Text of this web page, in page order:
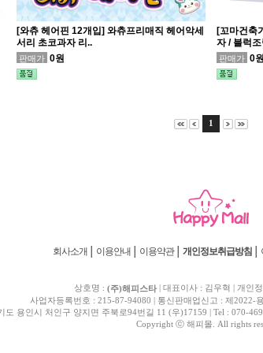
[와츄 헤어핀 12개입] 와츄프리매직 헤어악세
서리 초코과자 리..
판매가 0원
[꼬마건축
자 / 블럭조
판매가 0원
1
회사소개 이용안내 이용약관│ 개인정보취급방침
상호명 : (주)해피스타 | 대표이사 : 김우혁 | 개인
사업자등록번호 : 215-87-94080 | 통신판매업신고 : 제2022-
도 용인시 처인구 양지면 주북로94번길 11 (우)17159 | Tel : 070-
Copyright ⓒ 해피몰. All rights